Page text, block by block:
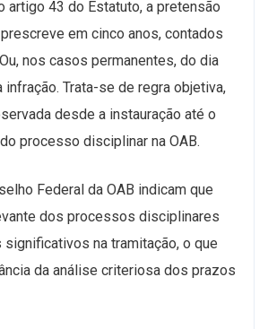
artigo 43 do Estatuto, a pretensão
em cinco anos, contados
nos casos permanentes, do dia
infração. Trata-se de regra objetiva,
desde a instauração até o
processo disciplinar na OAB.
Federal da OAB indicam que
dos processos disciplinares
na tramitação, o que
da análise criteriosa dos prazos